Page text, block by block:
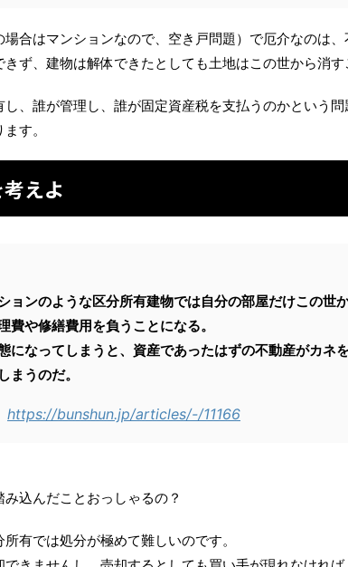
場合はマンションなので、空き戸問題）で厄介なのは
ず、建物は解体できたとしても土地はこの世から消す
し、誰が管理し、誰が固定資産税を支払うのかという
す。
えよ
ョンのような区分所有建物では自分の部屋だけこの世
費や修繕費用を負うことになる。
になってしまうと、資産であったはずの不動産がカネ
まうのだ。
https://bunshun.jp/articles/-/11166
込んだことおっしゃるの？
有では処分が極めて難しいのです。